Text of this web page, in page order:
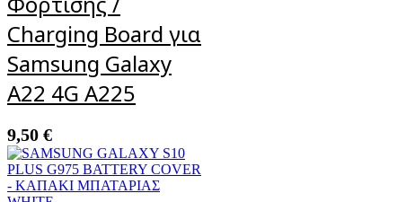
Charging Board για
Samsung Galaxy
A22 4G A225
9,50 €